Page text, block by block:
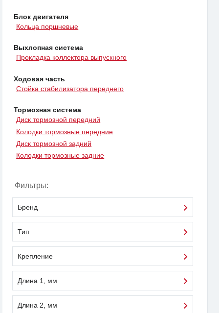
Блок двигателя
Кольца поршневые
Выхлопная система
Прокладка коллектора выпускного
Ходовая часть
Стойка стабилизатора переднего
Тормозная система
Диск тормозной передний
Колодки тормозные передние
Диск тормозной задний
Колодки тормозные задние
Фильтры:
Бренд
Тип
Крепление
Длина 1, мм
Длина 2, мм